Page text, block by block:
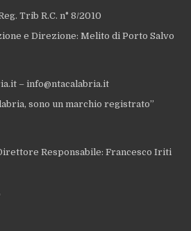
Trib R.C. n° 8/2010
e Direzione: Melito di Porto Salvo
– info@ntacalabria.it
sono un marchio registrato”
Responsabile: Francesco Iriti